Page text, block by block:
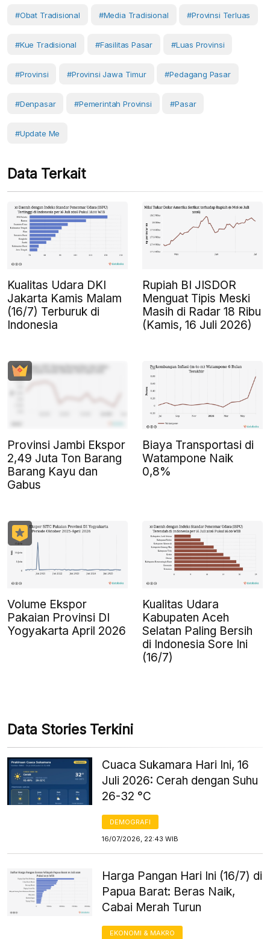
#Obat Tradisional #media Tradisional #provinsi Terluas
#kue Tradisional #fasilitas Pasar #luas Provinsi
#Provinsi #provinsi Jawa Timur #Pedagang Pasar
#Denpasar #Pemerintah Provinsi #Pasar
#Update Me
Data Terkait
Kualitas Udara DKI
Jakarta Kamis Malam
(16/7) Terburuk di
Indonesia
Rupiah BI JISDOR
Menguat Tipis Meski
Masih di Radar 18 Ribu
(Kamis, 16 Juli 2026)
Provinsi Jambi Ekspor
2,49 Juta Ton Barang
Barang Kayu dan
Gabus
Biaya Transportasi di
Watampone Naik
0,8%
Volume Ekspor
Pakaian Provinsi DI
Yogyakarta April 2026
Kualitas Udara
Kabupaten Aceh
Selatan Paling Bersih
di Indonesia Sore Ini
(16/7)
Data Stories Terkini
Cuaca Sukamara Hari Ini, 16
Juli 2026: Cerah dengan Suhu
26-32 °C
DEMOGRAFI
16/07/2026, 22:43 WIB
Harga Pangan Hari Ini (16/7) di
Papua Barat: Beras Naik,
Cabai Merah Turun
EKONOMI & MAKRO